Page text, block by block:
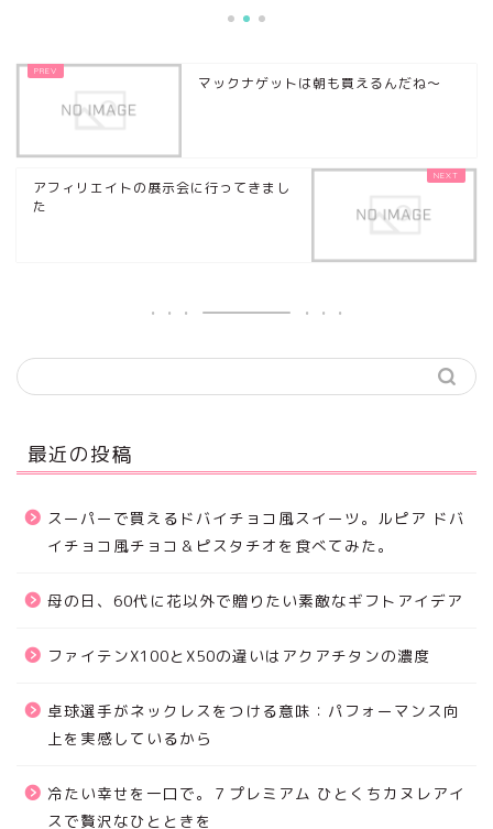
マックナゲットは朝も買えるんだね～
アフィリエイトの展示会に行ってきまし
た
最近の投稿
スーパーで買えるドバイチョコ風スイーツ。ルピア ドバ
イチョコ風チョコ＆ピスタチオを食べてみた。
母の日、60代に花以外で贈りたい素敵なギフトアイデア
ファイテンX100とX50の違いはアクアチタンの濃度
卓球選手がネックレスをつける意味：パフォーマンス向
上を実感しているから
冷たい幸せを一口で。７プレミアム ひとくちカヌレアイ
スで贅沢なひとときを